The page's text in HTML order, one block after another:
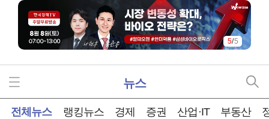
5/5
뉴스
전체뉴스 랭킹뉴스 경제 증권 산업·IT 부동산